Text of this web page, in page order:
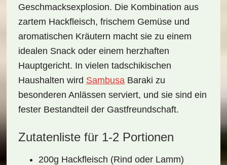
Geschmacksexplosion. Die Kombination aus
zartem Hackfleisch, frischem Gemüseund
aromatischen Kräutern macht sie zu einem
idealen Snack oder einem herzhaften
Hauptgericht. In vielen tadschikischen
Haushalten wird SambusaBaraki zu
besonderen Anlässen serviert, und sie sind ein
fester Bestandteil der Gastfreundschaft.
Zutatenliste für 1-2 Portionen
200g Hackfleisch (Rind oder Lamm)